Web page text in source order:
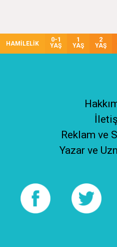
HAMİLELİK
0-1
YAŞ
1
YAŞ
2
YAŞ
Reklam ve
Yazar ve